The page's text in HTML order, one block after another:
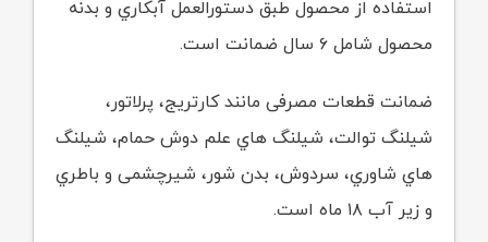
استفاده از محصول طبق دستورالعمل آبکاري و بدنه
محصول شامل ۶ سال ضمانت است.
ضمانت قطعات مصرفی مانند کارتریج، پرلاتور،
شیلنگ توالت، شیلنگ هاي علم دوش حمام، شیلنگ
هاي شاوري، سردوش، بدن شور، شیرچشمی و باطري
و زیر آب ۱۸ ماه است.